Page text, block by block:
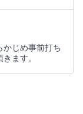
かじめ事前打ち
ます。